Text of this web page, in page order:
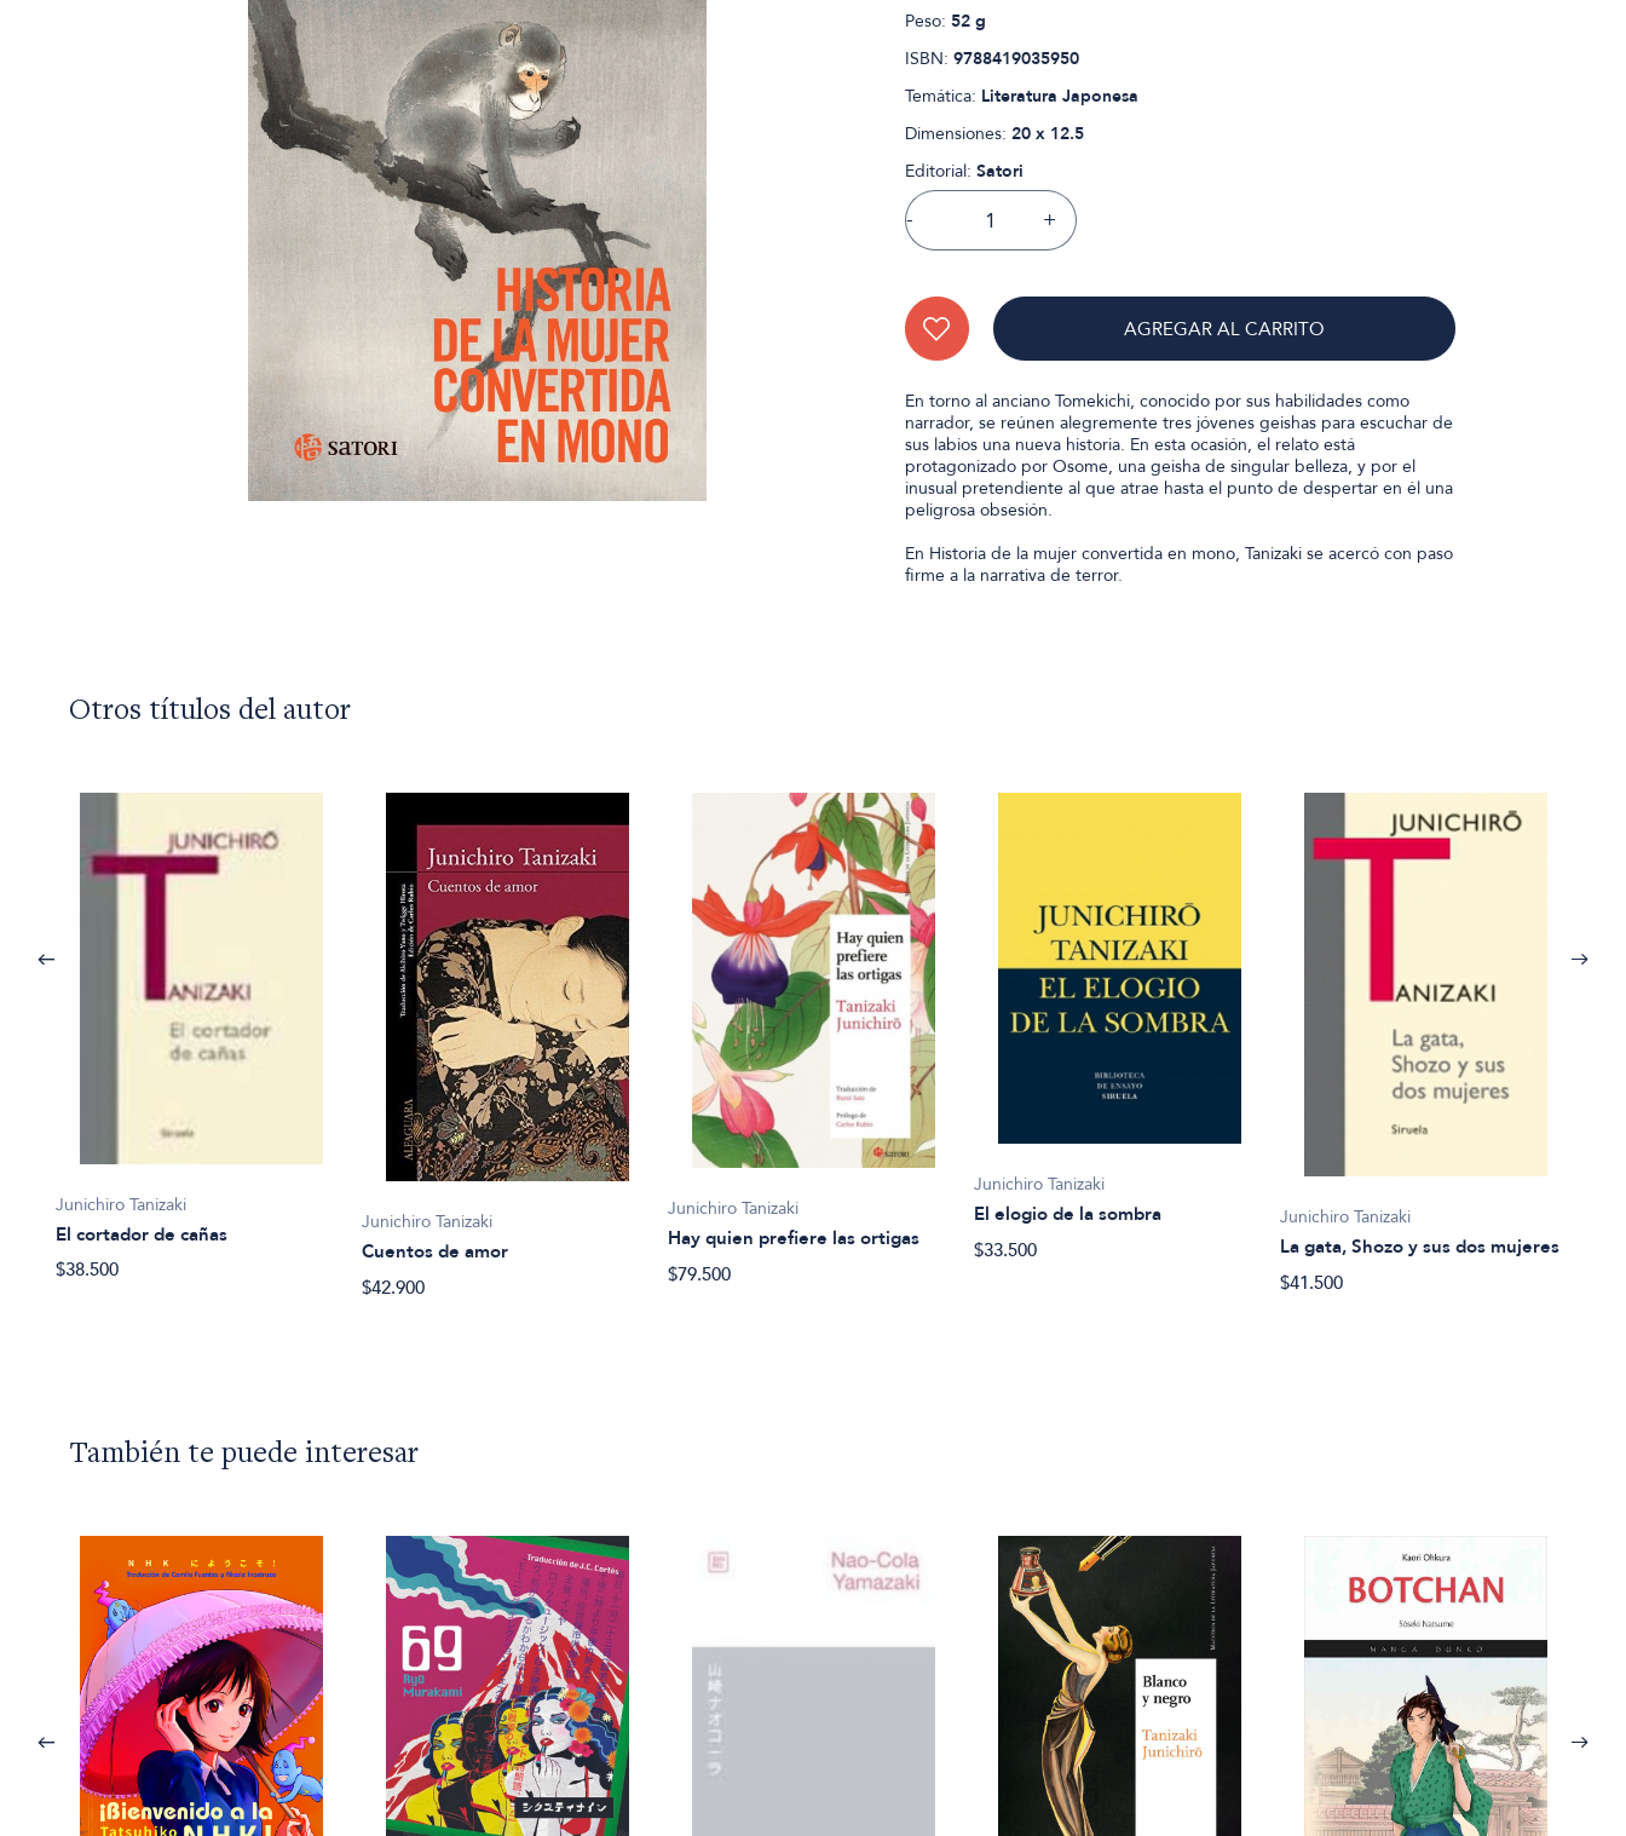
Peso: 52 g
ISBN: 9788419035950
Temática: Literatura Japonesa
Dimensiones: 20 x 12.5
Editorial: Satori
- +
AGREGAR AL CARRITO
En torno al anciano Tomekichi, conocido por sus habilidades como
narrador, se reúnen alegremente tres jóvenes geishas para escuchar de
sus labios una nueva historia. En esta ocasión, el relato está
protagonizado por Osome, una geisha de singular belleza, y por el
inusual pretendiente al que atrae hasta el punto de despertar en él una
peligrosa obsesión.
En Historia de la mujer convertida en mono, Tanizaki se acercó con paso
firme a la narrativa de terror.
Otros títulos del autor
Junichiro Tanizaki
El cortador de cañas
$38.500
Junichiro Tanizaki
Cuentos de amor
$42.900
Junichiro Tanizaki
Hay quien prefiere las ortigas
$79.500
Junichiro Tanizaki
El elogio de la sombra
$33.500
Junichiro Tanizaki
La gata, Shozo y sus dos mujeres
$41.500
También te puede interesar